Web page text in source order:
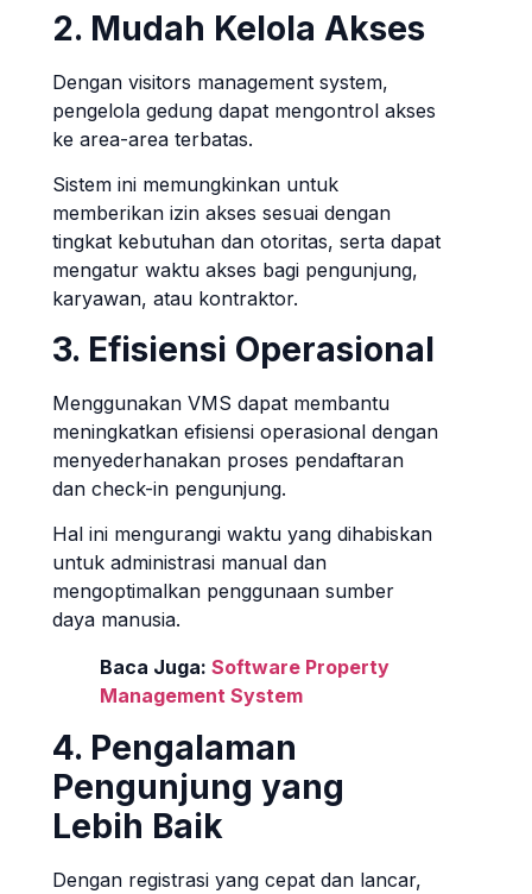
2. Mudah Kelola Akses
Dengan visitors management system,
pengelola gedung dapat mengontrol akses
ke area-area terbatas.
Sistem ini memungkinkan untuk
memberikan izin akses sesuai dengan
tingkat kebutuhan dan otoritas, serta dapat
mengatur waktu akses bagi pengunjung,
karyawan, atau kontraktor.
3. Efisiensi Operasional
Menggunakan VMS dapat membantu
meningkatkan efisiensi operasional dengan
menyederhanakan proses pendaftaran
dan check-in pengunjung.
Hal ini mengurangi waktu yang dihabiskan
untuk administrasi manual dan
mengoptimalkan penggunaan sumber
daya manusia.
Baca Juga: Software Property
Management System
4. Pengalaman
Pengunjung yang
Lebih Baik
Dengan registrasi yang cepat dan lancar,